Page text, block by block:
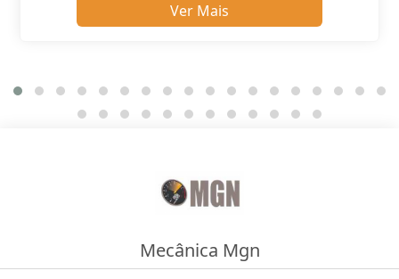
Ver Mais
Mecânica Mgn